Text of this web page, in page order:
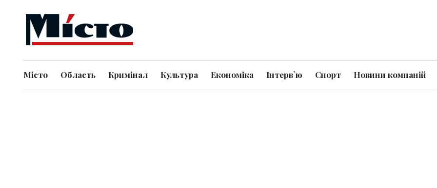
Місто Область Кримінал Культура Економіка Інтерв`ю Спорт Новини компаній